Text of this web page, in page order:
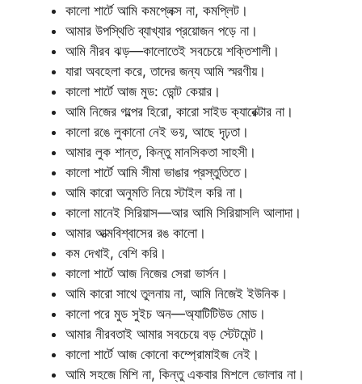
কালো শার্টে আমি কমপ্লেক্স না, কমপ্লিট।
আমার উপস্থিতি ব্যাখ্যার প্রয়োজন পড়ে না।
আমি নীরব ঝড়—কালোতেই সবচেয়ে শক্তিশালী।
যারা অবহেলা করে, তাদের জন্য আমি স্মরণীয়।
কালো শার্টে আজ মুড: ডোন্ট কেয়ার।
আমি নিজের গল্পের হিরো, কারো সাইড ক্যারেক্টার না।
কালো রঙে লুকানো নেই ভয়, আছে দৃঢ়তা।
আমার লুক শান্ত, কিন্তু মানসিকতা সাহসী।
কালো শার্টে আমি সীমা ভাঙার প্রস্তুতিতে।
আমি কারো অনুমতি নিয়ে স্টাইল করি না।
কালো মানেই সিরিয়াস—আর আমি সিরিয়াসলি আলাদা।
আমার আত্মবিশ্বাসের রঙ কালো।
কম দেখাই, বেশি করি।
কালো শার্টে আজ নিজের সেরা ভার্সন।
আমি কারো সাথে তুলনায় না, আমি নিজেই ইউনিক।
কালো পরে মুড সুইচ অন—অ্যাটিটিউড মোড।
আমার নীরবতাই আমার সবচেয়ে বড় স্টেটমেন্ট।
কালো শার্টে আজ কোনো কম্প্রোমাইজ নেই।
আমি সহজে মিশি না, কিন্তু একবার মিশলে ভোলার না।